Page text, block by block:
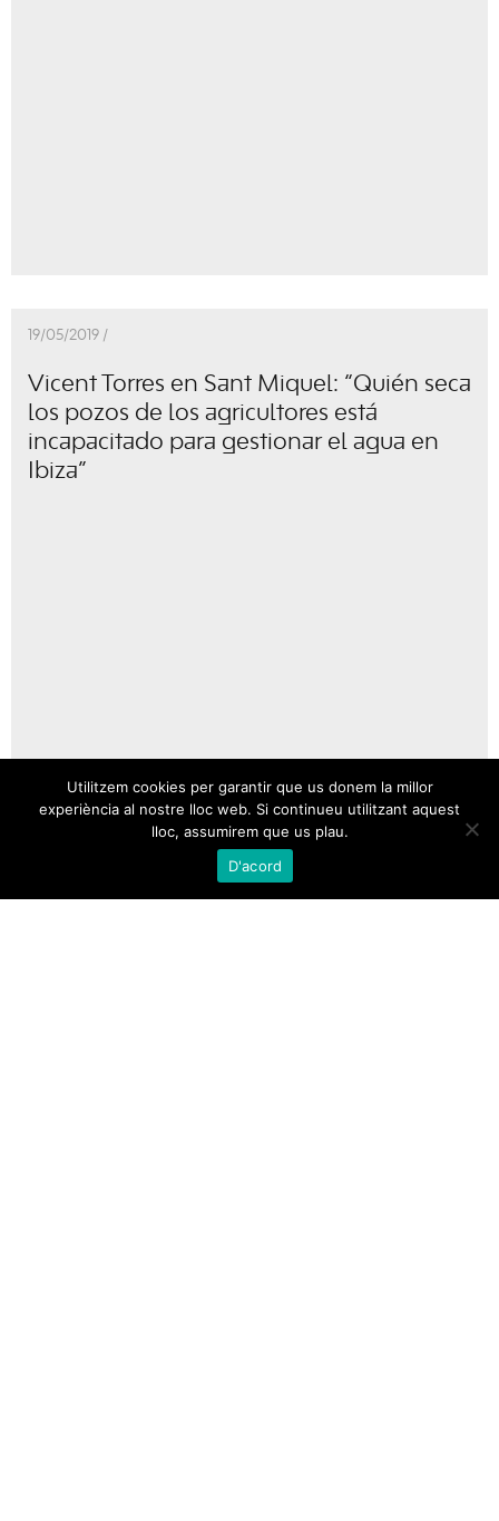
19/05/2019 /
Vicent Torres en Sant Miquel: “Quién seca
los pozos de los agricultores está
incapacitado para gestionar el agua en
Ibiza”
Utilitzem cookies per garantir que us donem la millor
experiència al nostre lloc web. Si continueu utilitzant aquest
lloc, assumirem que us plau.
D'acord